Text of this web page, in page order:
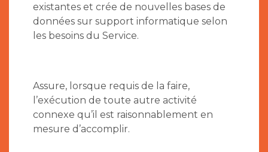
existantes et crée de nouvelles bases de
données sur support informatique selon
les besoins du Service.
Assure, lorsque requis de la faire,
l’exécution de toute autre activité
connexe qu’il est raisonnablement en
mesure d’accomplir.